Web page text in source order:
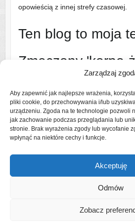
Zarządzaj
Aby zapewnić jak najlepsze wrażenia,
pliki cookie, do przechowywania i/lub
urządzeniu. Zgoda na te technologie pozwoli
jak zachowanie podczas przeglądania lub
stronie. Brak wyrażenia zgody lub wycofanie
wpłynąć na niektóre cechy i funkcje.
Akceptuję
Odmów
Zobacz
opowieścią z innej strefy czasowej.
Ten blog to moja
Zmęczony 'korpo-
też!
Dlatego ruszam na szlak i w świat –
uroczych, ale wymagających
(czytaj: rodziną).